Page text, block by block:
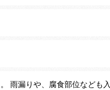
雨漏りや、腐食部位なども入